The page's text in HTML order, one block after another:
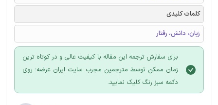
کلمات کلیدی
زبان، دانش، رفتار
برای سفارش ترجمه این مقاله با کیفیت عالی و در کوتاه ترین
زمان ممکن توسط مترجمین مجرب سایت ایران عرضه؛ روی
دکمه سبز رنگ کلیک نمایید.